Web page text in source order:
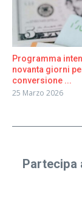
Programma
novanta giorni
conversione ...
25 Marzo 2026
Partecipa